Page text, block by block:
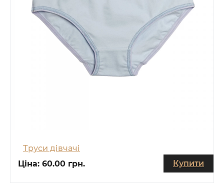
Труси дівчачі
Ціна: 60.00 грн. Купити